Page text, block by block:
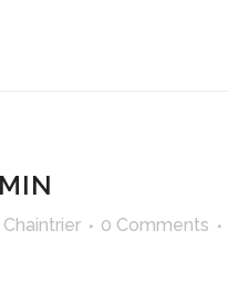
0 Comments